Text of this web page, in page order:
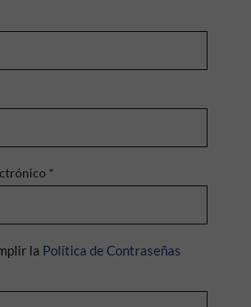
*
la Política de Contraseñas